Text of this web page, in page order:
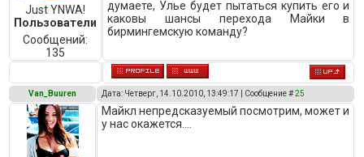
Just YNWA!
Пользователи
Сообщений:
135
думаете, Улье будет пытаться купить его и
каковы шансы перехода Майки в
бирмингемскую команду?
Van_Buuren Дата: Четверг, 14.10.2010, 13:49:17 | Сообщение #25
Майкл непредсказуемый посмотрим, может и
у нас окажется....